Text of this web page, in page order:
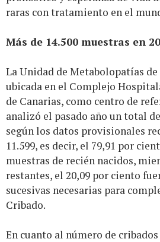
raras con tratamiento en el
Más de 14.500 muestras en
La Unidad de Metabolopatías
ubicada en el Complejo
de Canarias, como centro de
analizó el pasado año un total
según los datos provisionales
11.599, es decir, el 79,91 por
muestras de recién nacidos,
restantes, el 20,09 por ciento
sucesivas necesarias para
Cribado.
En cuanto al número de